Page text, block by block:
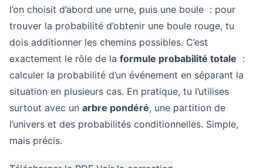
l’on choisit d’abord une urne, puis une boule : pour
trouver la probabilité d’obtenir une boule rouge, tu
dois additionner les chemins possibles. C’est
exactement le rôle de la formule probabilité totale :
calculer la probabilité d’un événement en séparant la
situation en plusieurs cas. En pratique, tu l’utilises
surtout avec un arbre pondéré, une partition de
l’univers et des probabilités conditionnelles. Simple,
mais précis.